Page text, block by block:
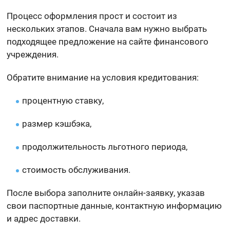
Процесс оформления прост и состоит из
нескольких этапов. Сначала вам нужно выбрать
подходящее предложение на сайте финансового
учреждения.
Обратите внимание на условия кредитования:
процентную ставку,
размер кэшбэка,
продолжительность льготного периода,
стоимость обслуживания.
После выбора заполните онлайн-заявку, указав
свои паспортные данные, контактную информацию
и адрес доставки.